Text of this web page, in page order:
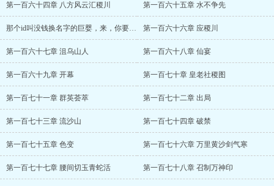
第一百六十四章 八方风云汇稷川 第一百六十五章 水不争先
那个id叫没钱换名字的巨婴，来，你要的单章 第一百六十六章 应稷川
第一百六十七章 沮乌山人 第一百六十八章 仙宴
第一百六十九章 开幕 第一百七十章 皇老社稷图
第一百七十一章 群英荟萃 第一百七十二章 出局
第一百七十三章 流沙山 第一百七十四章 破禁
第一百七十五章 色变 第一百七十六章 万里黄沙剑气寒
第一百七十七章 腰间切玉青蛇活 第一百七十八章 召制万神印